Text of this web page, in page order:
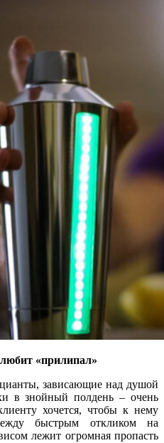
«прилипал»
зависающие над душой
в знойный полдень – очень
хочется, чтобы к нему
быстрым откликом на
лежит огромная пропасть